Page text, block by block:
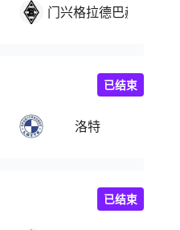
门兴格拉德巴赫U19
洛特
已结束
已结束